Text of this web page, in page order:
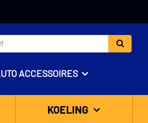
ACCESSOIRES
KOELING